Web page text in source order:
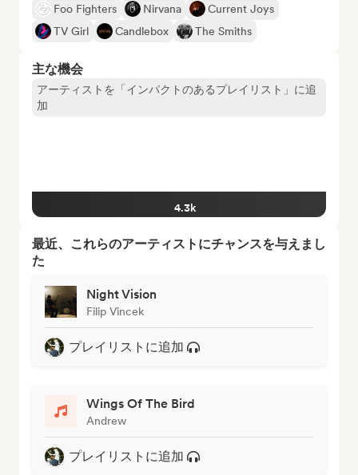
Foo Fighters Nirvana
Current Joys
TV Girl
Candlebox The Smiths
主な機会
アーティストを「インパクトのあるプレイリスト」に追
加
4.3k
最近、これらのアーティストにチャンスを与えまし
た
Night Vision
Filip Vincek
プレイリストに追加
Wings Of The Bird
Andrew
プレイリストに追加